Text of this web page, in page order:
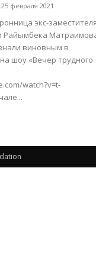
25 февраля 2021
экс-заместителя
Райымбека
виновным в
шоу «Вечер трудного
watch?v=t-